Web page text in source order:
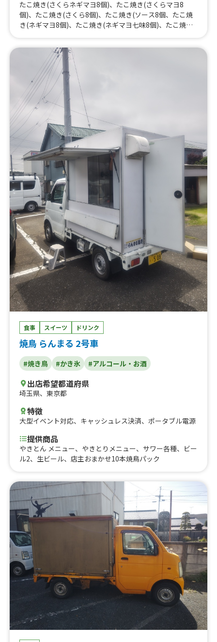
たこ焼き(さくらネギマヨ8個)、たこ焼き(さくらマヨ8
個)、たこ焼き(さくら8個)、たこ焼き(ソース8個、たこ焼
き(ネギマヨ8個)、たこ焼き(ネギマヨ七味8個)、たこ焼き
ンダギーパフェ、炭火やきとり、ふわふわかき氷、メロン
クリームソーダ
食事 スイーツ ドリンク
焼鳥 らんまる 2号車
#焼き鳥 #かき氷 #アルコール・お酒
出店希望都道府県
埼玉県、 東京都
特徴
大型イベント対応、 キャッシュレス決済、 ポータブル電源
提供商品
やきとん メニュー、やきとりメニュー、サワー各種、ビー
ル2、生ビール、店主おまかせ10本焼鳥パック